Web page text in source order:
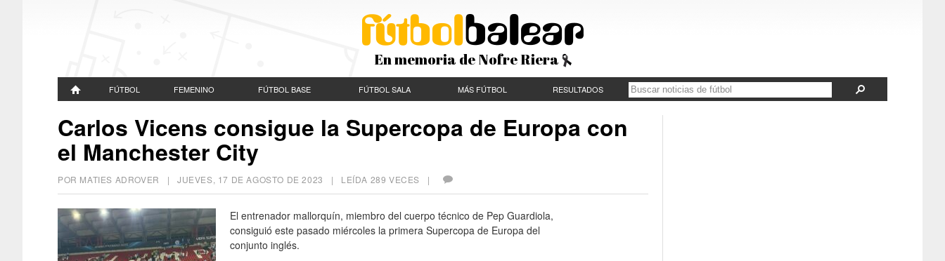
En memoria de Nofre Riera
FÚTBOL FEMENINO FÚTBOL BASE FÚTBOL SALA MÁS FÚTBOL RESULTADOS
Carlos Vicens consigue la Supercopa de Europa con
el Manchester City
POR MATIES ADROVER |JUEVES, 17 DE AGOSTO DE 2023 | LEÍDA 289 VECES |
El entrenador mallorquín, miembro del cuerpo técnico de Pep Guardiola,
consiguió este pasado miércoles la primera Supercopa de Europa del
conjunto inglés.